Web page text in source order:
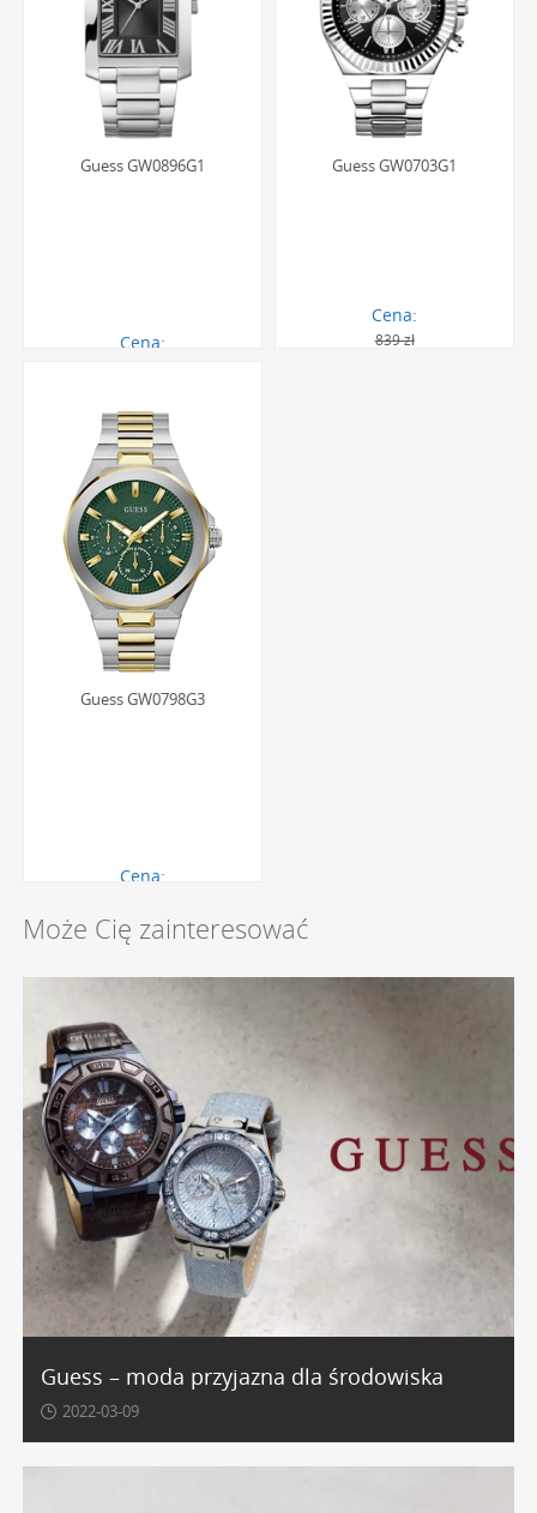
Guess GW0896G1
Cena:
Guess GW0703G1
Cena:
839 zł
Guess GW0798G3
Cena:
Może Cię zainteresować
Guess – moda przyjazna dla środowiska
2022-03-09